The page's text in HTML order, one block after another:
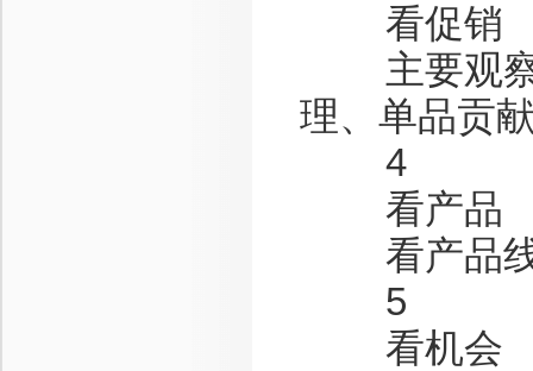
看促销
主要观察
理、单品贡
4
看产品
看产品线
5
看机会